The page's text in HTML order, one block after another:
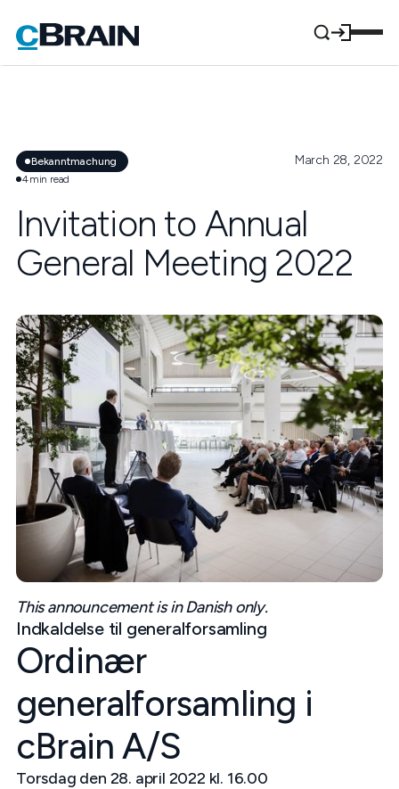
Bekanntmachung
4min read
March 28, 2022
Invitation to Annual
General Meeting 2022
This announcement is in Danish only.
Indkaldelse til generalforsamling
Ordinær
generalforsamling i
cBrain A/S
Torsdag den 28. april 2022 kl. 16.00